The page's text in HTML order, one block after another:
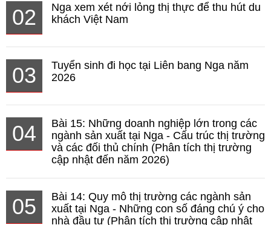
02
Nga xem xét nới lỏng thị thực để thu hút du
khách Việt Nam
03
Tuyển sinh đi học tại Liên bang Nga năm
2026
04
Bài 15: Những doanh nghiệp lớn trong các
ngành sản xuất tại Nga - Cấu trúc thị trường
và các đối thủ chính (Phân tích thị trường
cập nhật đến năm 2026)
05
Bài 14: Quy mô thị trường các ngành sản
xuất tại Nga - Những con số đáng chú ý cho
nhà đầu tư (Phân tích thị trường cập nhật